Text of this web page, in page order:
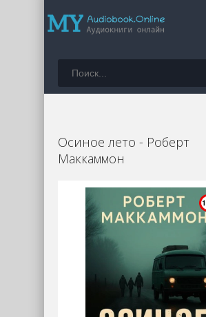
Осиное лето - Роберт
Маккаммон